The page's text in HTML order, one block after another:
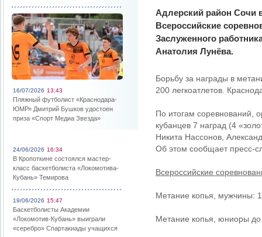
16/07/2026 13:43
Пляжный футболист «Краснодара-
ЮМР» Дмитрий Бушков удостоен
приза «Спорт Медиа Звезда»
24/06/2026 16:34
В Кропоткине состоялся мастер-
класс баскетболиста «Локомотива-
Кубань» Темирова
19/06/2026 15:47
Баскетболисты Академии
«Локомотив-Кубань» выиграли
«серебро» Спартакиады учащихся
Адлерский район Сочи
Всероссийские
Заслуженного
Анатолия Лунёва.
Борьбу за награды в
200 легкоатлетов.
По итогам соревнований,
кубанцев 7 наград (4
Никита Нассонов,
Об этом сообщает пресс-
Всероссийские
Метание копья, мужчины:
Метание копья, юниоры